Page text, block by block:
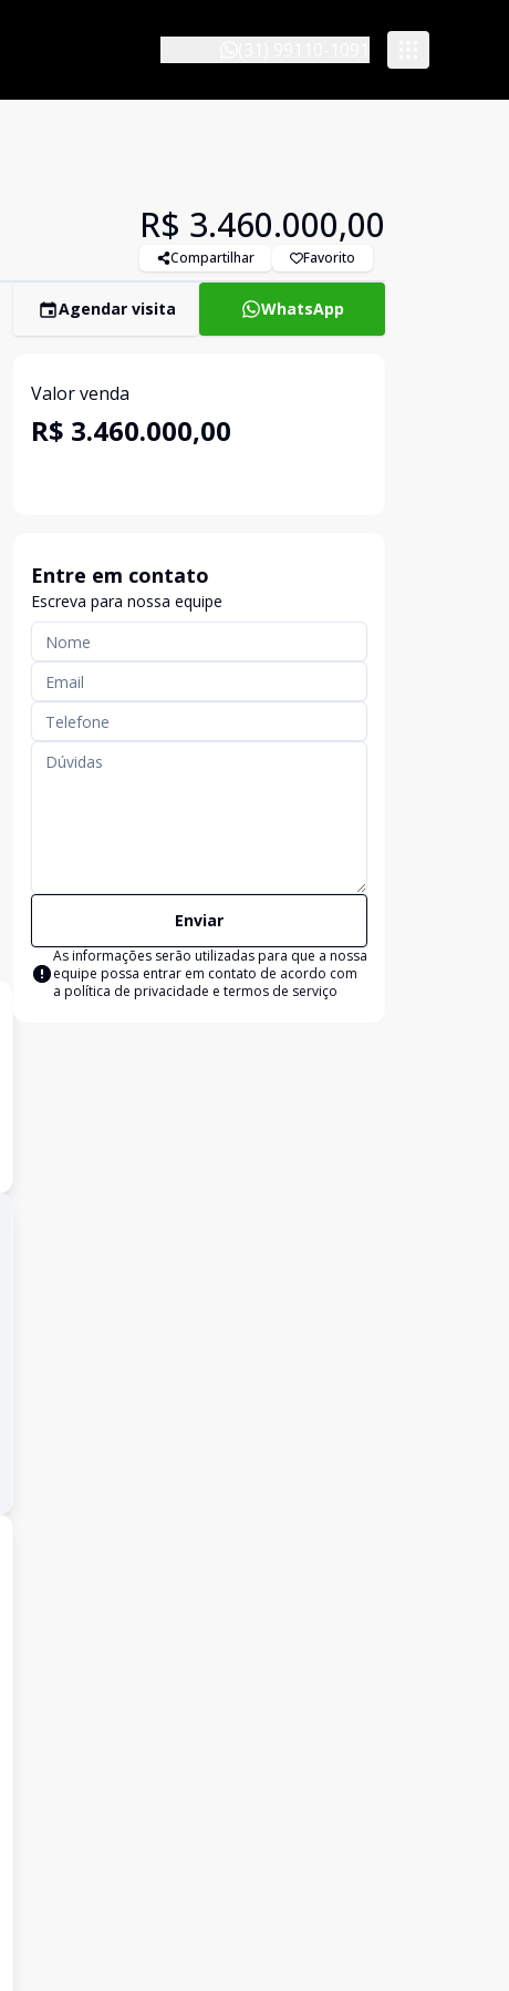
R$ 3.460.000,00
Compartilhar Favorito
Agendar visita WhatsApp
Valor venda
R$ 3.460.000,00
Entre em contato
Escreva para nossa equipe
Enviar
As informações serão utilizadas para que a nossa
equipe possa entrar em contato de acordo com
a política de privacidade e termos de serviço